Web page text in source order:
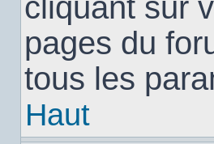
cliquant sur
pages du
tous les
Haut